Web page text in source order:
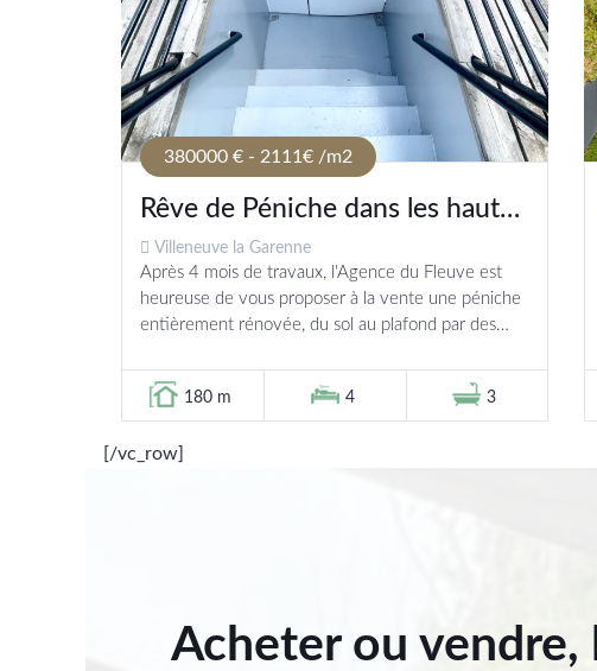
380000 € - 2111€ /m2
Rêve de Péniche dans les hauts
de Seine
Villeneuve la Garenne
Après 4 mois de travaux, l'Agence du Fleuve est
heureuse de vous proposer à la vente une péniche
entièrement rénovée, du sol au plafond par des
chêne massif,...
180 m 4 3
[/vc_row]
Acheter ou vendre,